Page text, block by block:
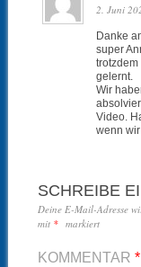
2. Juni
Danke
super
gelernt.
Wir
Video.
wenn
SCHREIBE
Deine E-Mail-Adresse
mit * markiert
KOMMENTAR *